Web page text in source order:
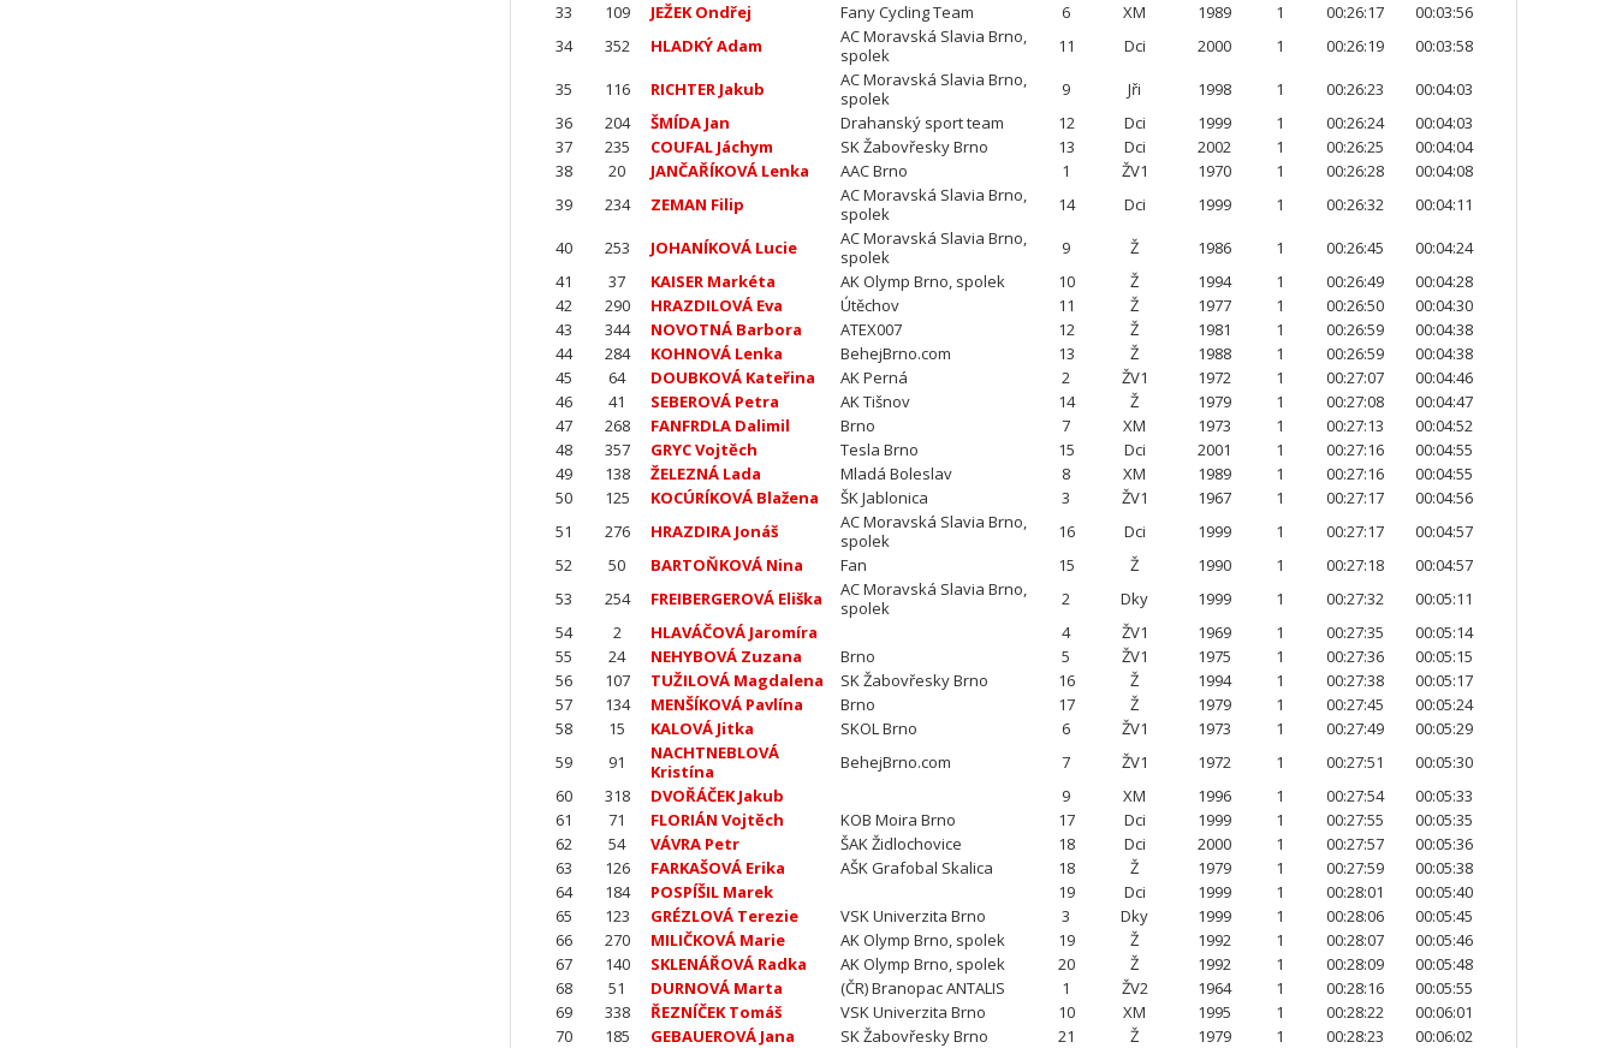
33
109 JEŽEK Ondřej Fany Cycling Team 6 XM 1989 1 00:26:17
00:03:56
34
352 HLADKÝ Adam
AC Moravská Slavia Brno,
spolek
11 Dci 2000 1 00:26:19
00:03:58
35
116 RICHTER Jakub
AC Moravská Slavia Brno,
spolek
9 Jři 1998 1 00:26:23
00:04:03
36
204 ŠMÍDA Jan Drahanský sport team 12 Dci 1999 1 00:26:24
00:04:03
37
235 COUFAL Jáchym SK Žabovřesky Brno 13 Dci 2002 1 00:26:25
00:04:04
38
20 JANČAŘÍKOVÁ Lenka AAC Brno 1 ŽV1 1970 1 00:26:28
00:04:08
39
234 ZEMAN Filip
AC Moravská Slavia Brno,
spolek
14 Dci 1999 1 00:26:32
00:04:11
40
253 JOHANÍKOVÁ Lucie
AC Moravská Slavia Brno,
spolek
9 Ž 1986 1 00:26:45
00:04:24
41
37 KAISER Markéta AK Olymp Brno, spolek 10 Ž 1994 1 00:26:49
00:04:28
42
290 HRAZDILOVÁ Eva Útěchov 11 Ž 1977 1 00:26:50
00:04:30
43
344 NOVOTNÁ Barbora ATEX007 12 Ž 1981 1 00:26:59
00:04:38
44
284 KOHNOVÁ Lenka BehejBrno.com 13 Ž 1988 1 00:26:59
00:04:38
45
64 DOUBKOVÁ Kateřina AK Perná 2 ŽV1 1972 1 00:27:07
00:04:46
46
41 SEBEROVÁ Petra AK Tišnov 14 Ž 1979 1 00:27:08
00:04:47
47
268 FANFRDLA Dalimil Brno 7 XM 1973 1 00:27:13
00:04:52
48
357 GRYC Vojtěch Tesla Brno 15 Dci 2001 1 00:27:16
00:04:55
49
138 ŽELEZNÁ Lada Mladá Boleslav 8 XM 1989 1 00:27:16
00:04:55
50
125 KOCÚRÍKOVÁ Blažena ŠK Jablonica 3 ŽV1 1967 1 00:27:17
00:04:56
51
276 HRAZDIRA Jonáš
AC Moravská Slavia Brno,
spolek
16 Dci 1999 1 00:27:17
00:04:57
52
50 BARTOŇKOVÁ Nina Fan 15 Ž 1990 1 00:27:18
00:04:57
53
254 FREIBERGEROVÁ Eliška
AC Moravská Slavia Brno,
spolek
2 Dky 1999 1 00:27:32
00:05:11
54
2 HLAVÁČOVÁ Jaromíra 4 ŽV1 1969 1 00:27:35
00:05:14
55
24 NEHYBOVÁ Zuzana Brno 5 ŽV1 1975 1 00:27:36
00:05:15
56
107 TUŽILOVÁ Magdalena SK Žabovřesky Brno 16 Ž 1994 1 00:27:38
00:05:17
57
134 MENŠÍKOVÁ Pavlína Brno 17 Ž 1979 1 00:27:45
00:05:24
58
15 KALOVÁ Jitka SKOL Brno 6 ŽV1 1973 1 00:27:49
00:05:29
59
91
NACHTNEBLOVÁ
Kristína
BehejBrno.com 7 ŽV1 1972 1 00:27:51
00:05:30
60
318 DVOŘÁČEK Jakub 9 XM 1996 1 00:27:54
00:05:33
61
71 FLORIÁN Vojtěch KOB Moira Brno 17 Dci 1999 1 00:27:55
00:05:35
62
54 VÁVRA Petr ŠAK Židlochovice 18 Dci 2000 1 00:27:57
00:05:36
63
126 FARKAŠOVÁ Erika AŠK Grafobal Skalica 18 Ž 1979 1 00:27:59
00:05:38
64
184 POSPÍŠIL Marek 19 Dci 1999 1 00:28:01
00:05:40
65
123 GRÉZLOVÁ Terezie VSK Univerzita Brno 3 Dky 1999 1 00:28:06
00:05:45
66
270 MILIČKOVÁ Marie AK Olymp Brno, spolek 19 Ž 1992 1 00:28:07
00:05:46
67
140 SKLENÁŘOVÁ Radka AK Olymp Brno, spolek 20 Ž 1992 1 00:28:09
00:05:48
68
51 DURNOVÁ Marta (ČR) Branopac ANTALIS 1 ŽV2 1964 1 00:28:16
00:05:55
69
338 ŘEZNÍČEK Tomáš VSK Univerzita Brno 10 XM 1995 1 00:28:22
00:06:01
70
185 GEBAUEROVÁ Jana SK Žabovřesky Brno 21 Ž 1979 1 00:28:23
00:06:02